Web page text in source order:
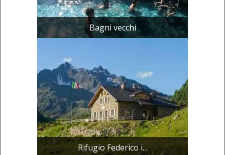
Bagni vecchi
Rifugio Federico i...